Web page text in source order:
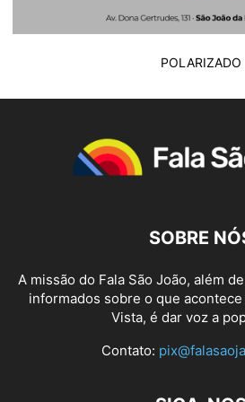
POLARIZADO
SOBRE
A missão do Fala São João, além
informados sobre o que acontece
Vista, é dar voz a
Contato: